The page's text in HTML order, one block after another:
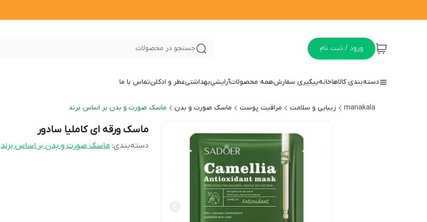
ورود / ثبت نام جستجو در محصولات
دسته‌بندی کالاهاخانهپیگیری سفارشهمه محصولاتآرایشیبهداشتیعطر و ادکلنتماس با ما
manakala زیبایی و سلامت مراقبت پوست ماسک صورت و بدن ماسک صورت و بدن بر اساس برند
ماسک ورقه ای کاملیا سادور
دسته‌بندی:ماسک صورت و بدن بر اساس برند